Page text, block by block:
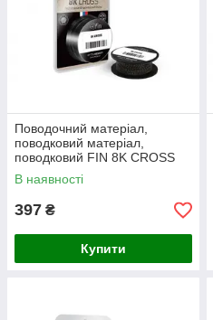
Поводочний матеріал,
поводковий матеріал,
поводковий FIN 8K CROSS
20m/камуфляж 35lbs
В наявності
397 ₴
Купити